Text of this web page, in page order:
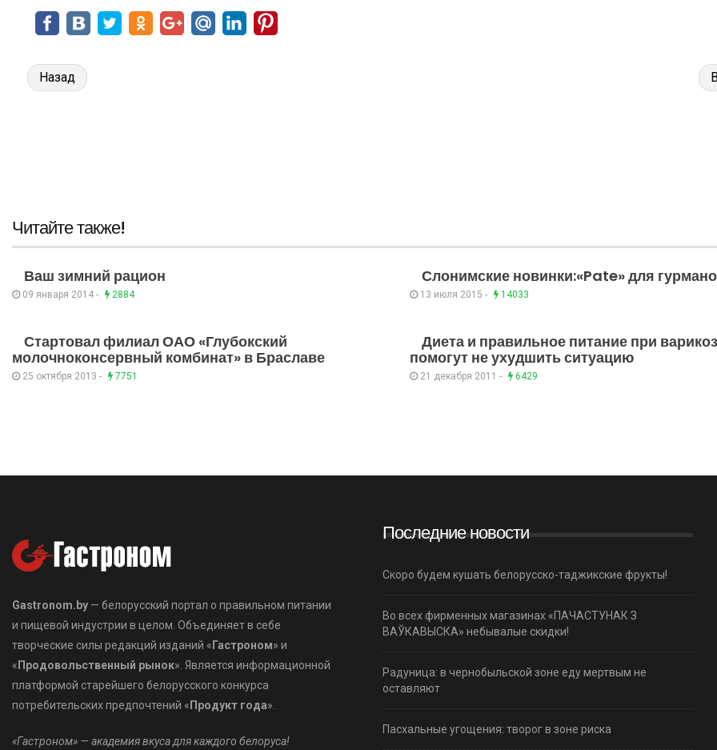
Назад
Читайте также!
Ваш зимний рацион
09 января 2014 - 2884
Слонимские новинки:«Pate» для
13 июля 2015 - 14033
Стартовал филиал ОАО «Глубокский
молочноконсервный комбинат» в Браславе
25 октября 2013 - 7751
Диета и правильное питание при
помогут не ухудшить ситуацию
21 декабря 2011 - 6429
Gastronom.by — белорусский портал о правильном питании
и пищевой индустрии в целом. Объединяет в себе
творческие силы редакций изданий « Гастроном» и
« Продовольственный рынок». Является информационной
платформой старейшего белорусского конкурса
потребительских предпочтений « Продукт года».
«Гастроном» — академия вкуса для каждого белоруса!
Последние новости
Скоро будем кушать белорусско-таджикские фрукты!
Во всех фирменных магазинах «ПАЧАСТУНАК З
ВАЎКАВЫСКА» небывалые скидки!
Радуница: в чернобыльской зоне еду мертвым не
оставляют
Пасхальные угощения: творог в зоне риска